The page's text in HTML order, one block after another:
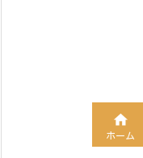

ホーム